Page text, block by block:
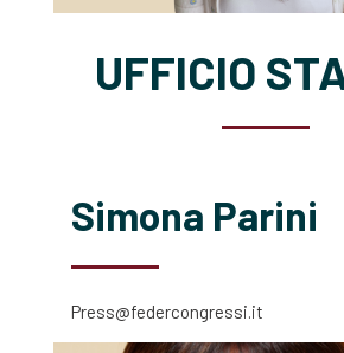
UFFICIO
Simona Parini
Press@federcongressi.it